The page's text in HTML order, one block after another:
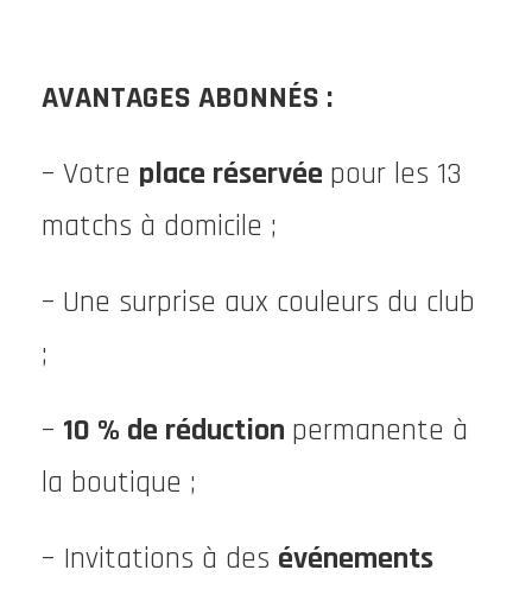
AVANTAGES ABONNÉS :
– Votre place réservée pour les 13
matchs à domicile ;
– Une surprise aux couleurs du club
;
– 10 % de réduction permanente à
la boutique ;
– Invitations à des événements